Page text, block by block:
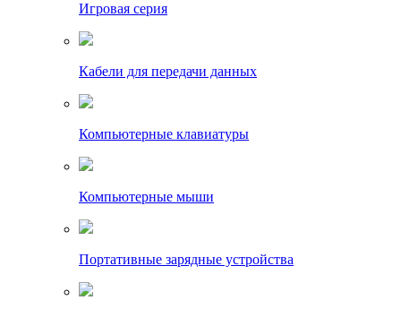
Игровая серия
Кабели для передачи данных
Компьютерные клавиатуры
Компьютерные мыши
Портативные зарядные устройства